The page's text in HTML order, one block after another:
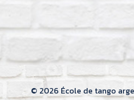
© 2026 École de tango